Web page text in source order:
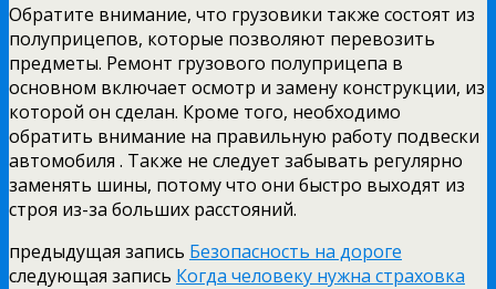
Обратите внимание, что грузовики также состоят из
полуприцепов, которые позволяют перевозить
предметы. Ремонт грузового полуприцепа в
основном включает осмотр и замену конструкции, из
которой он сделан. Кроме того, необходимо
обратить внимание на правильную работу подвески
автомобиля . Также не следует забывать регулярно
заменять шины, потому что они быстро выходят из
строя из-за больших расстояний.
предыдущая запись Безопасность на дороге
следующая запись Когда человеку нужна страховка